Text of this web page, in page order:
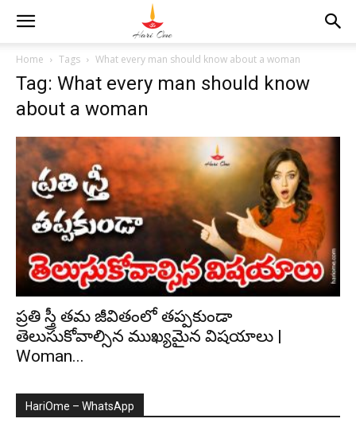
Home Tags What every man should know about a woman
Tag: What every man should know
about a woman
ప్రతి స్త్రీ తమ జీవితంలో తప్పకుండా
తెలుసుకోవాల్సిన ముఖ్యమైన విషయాలు |
Woman...
HariOme – WhatsApp